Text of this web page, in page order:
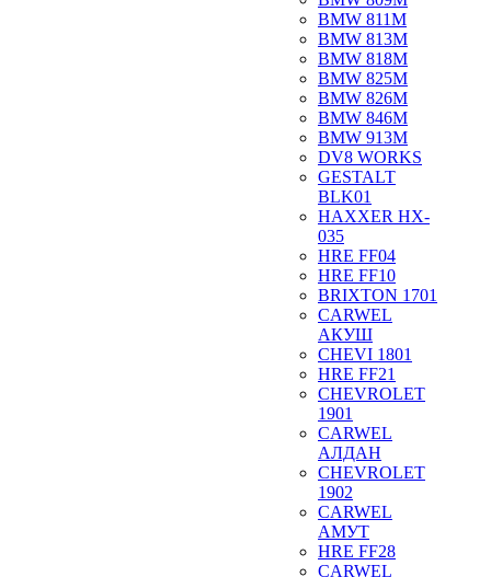
BMW 811M
BMW 813M
BMW 818M
BMW 825M
BMW 826M
BMW 846M
BMW 913M
DV8 WORKS
GESTALT
BLK01
HAXXER HX-
035
HRE FF04
HRE FF10
BRIXTON 1701
CARWEL
АКУШ
CHEVI 1801
HRE FF21
CHEVROLET
1901
CARWEL
АЛДАН
CHEVROLET
1902
CARWEL
АМУТ
HRE FF28
CARWEL